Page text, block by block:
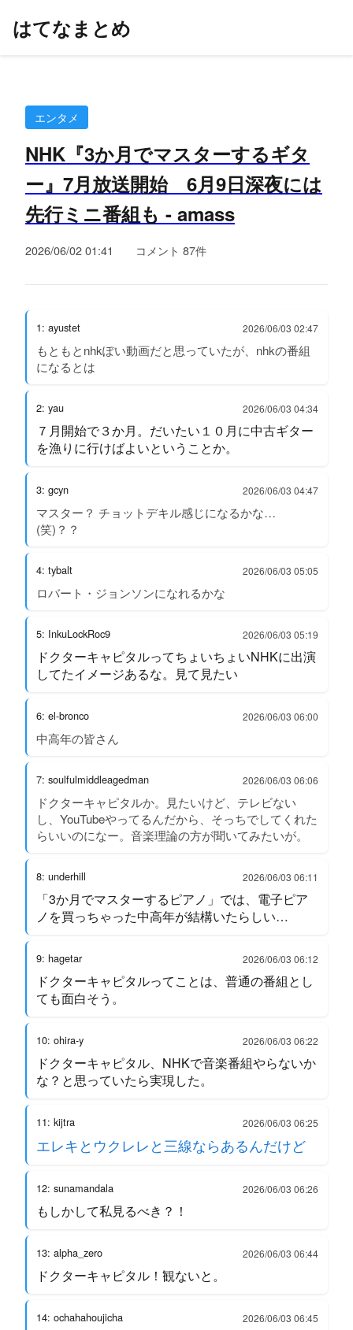
はてなまとめ
エンタメ
NHK『3か月でマスターするギタ
ー』7月放送開始 6月9日深夜には
先行ミニ番組も - amass
2026/06/02 01:41 コメント 87件
1: ayustet 2026/06/03 02:47
もともとnhkぽい動画だと思っていたが、nhkの番組
になるとは
2: yau 2026/06/03 04:34
７月開始で３か月。だいたい１０月に中古ギター
を漁りに行けばよいということか。
3: gcyn 2026/06/03 04:47
マスター？ チョットデキル感じになるかな…
(笑)？？
4: tybalt 2026/06/03 05:05
ロバート・ジョンソンになれるかな
5: InkuLockRoc9 2026/06/03 05:19
ドクターキャピタルってちょいちょいNHKに出演
してたイメージあるな。見て見たい
6: el-bronco 2026/06/03 06:00
中高年の皆さん
7: soulfulmiddleagedman 2026/06/03 06:06
ドクターキャピタルか。見たいけど、テレビない
し、YouTubeやってるんだから、そっちでしてくれた
らいいのになー。音楽理論の方が聞いてみたいが。
8: underhill 2026/06/03 06:11
「3か月でマスターするピアノ」では、電子ピア
ノを買っちゃった中高年が結構いたらしい…
9: hagetar 2026/06/03 06:12
ドクターキャピタルってことは、普通の番組とし
ても面白そう。
10: ohira-y 2026/06/03 06:22
ドクターキャピタル、NHKで音楽番組やらないか
な？と思っていたら実現した。
11: kijtra 2026/06/03 06:25
エレキとウクレレと三線ならあるんだけど
12: sunamandala 2026/06/03 06:26
もしかして私見るべき？！
13: alpha_zero 2026/06/03 06:44
ドクターキャピタル！観ないと。
14: ochahahoujicha 2026/06/03 06:45